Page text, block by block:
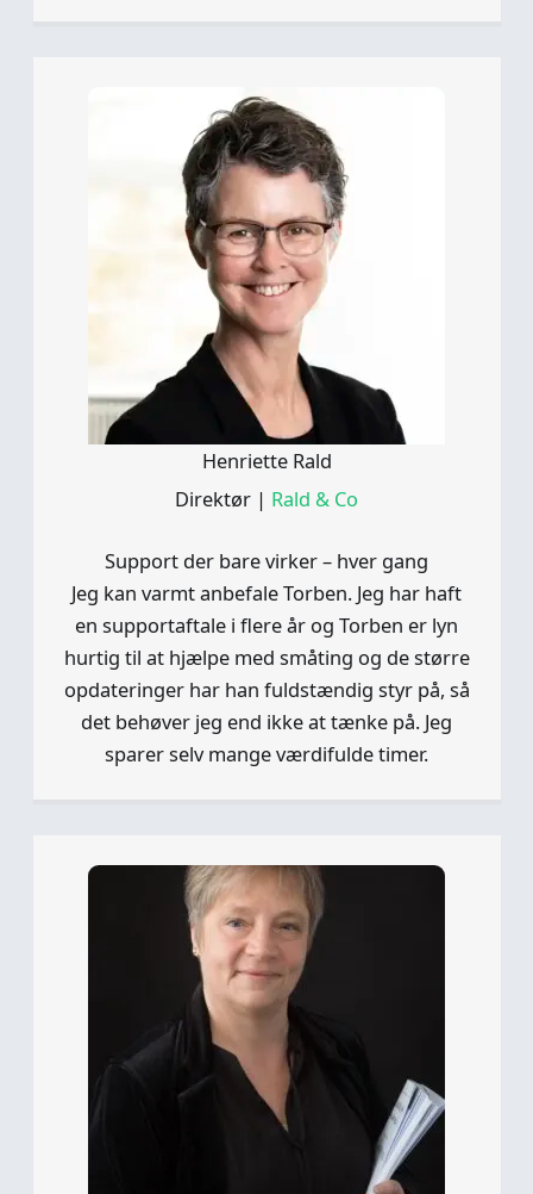
Henriette Rald
Direktør | Rald & Co
Support der bare virker – hver gang
Jeg kan varmt anbefale Torben. Jeg har haft
en supportaftale i flere år og Torben er lyn
hurtig til at hjælpe med småting og de større
opdateringer har han fuldstændig styr på, så
det behøver jeg end ikke at tænke på. Jeg
sparer selv mange værdifulde timer.